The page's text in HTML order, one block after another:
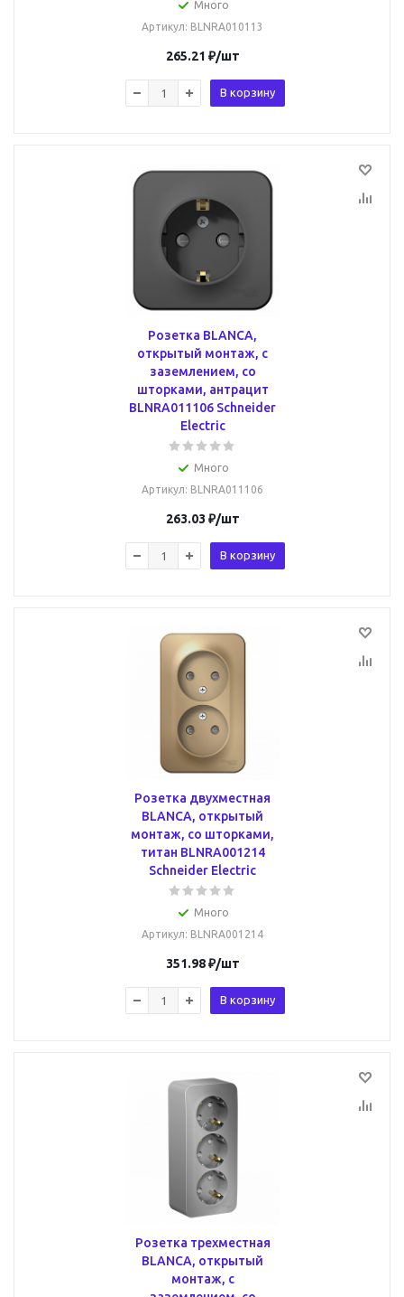
Много
Артикул: BLNRA010113
265.21 ₽/шт
В корзину
Розетка BLANCA,
открытый монтаж, с
заземлением, со
шторками, антрацит
BLNRA011106 Schneider
Electric
Много
Артикул: BLNRA011106
263.03 ₽/шт
В корзину
Розетка двухместная
BLANCA, открытый
монтаж, со шторками,
титан BLNRA001214
Schneider Electric
Много
Артикул: BLNRA001214
351.98₽/шт
В корзину
Розетка трехместная
BLANCA, открытый
монтаж, с